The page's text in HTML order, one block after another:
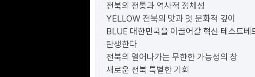
전북의 전통과 역사적 정체성
YELLOW 전북의 맛과 멋 문화적 깊이
BLUE 대한민국을 이끌어갈 혁신 테스트베
탄생한다
전북의 열어나가는 무한한 가능성의 창
새로운 전북 특별한 기회